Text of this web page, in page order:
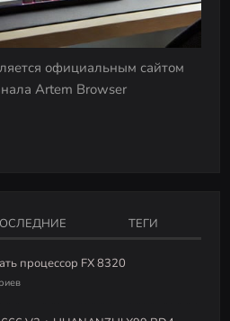
официальным сайтом
Artem Browser
ТЕГИ
процессор FX 8320